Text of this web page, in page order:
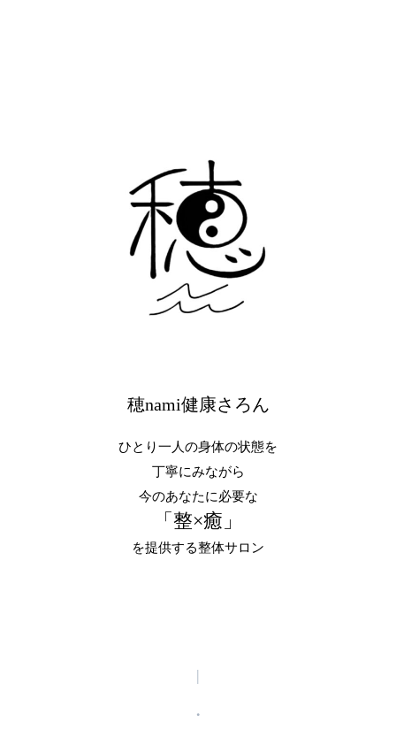
穂nami健康さろん
ひとり一人の身体の状態を
丁寧にみながら
今のあなたに必要な
「整×癒」
を提供する整体サロン
|
・